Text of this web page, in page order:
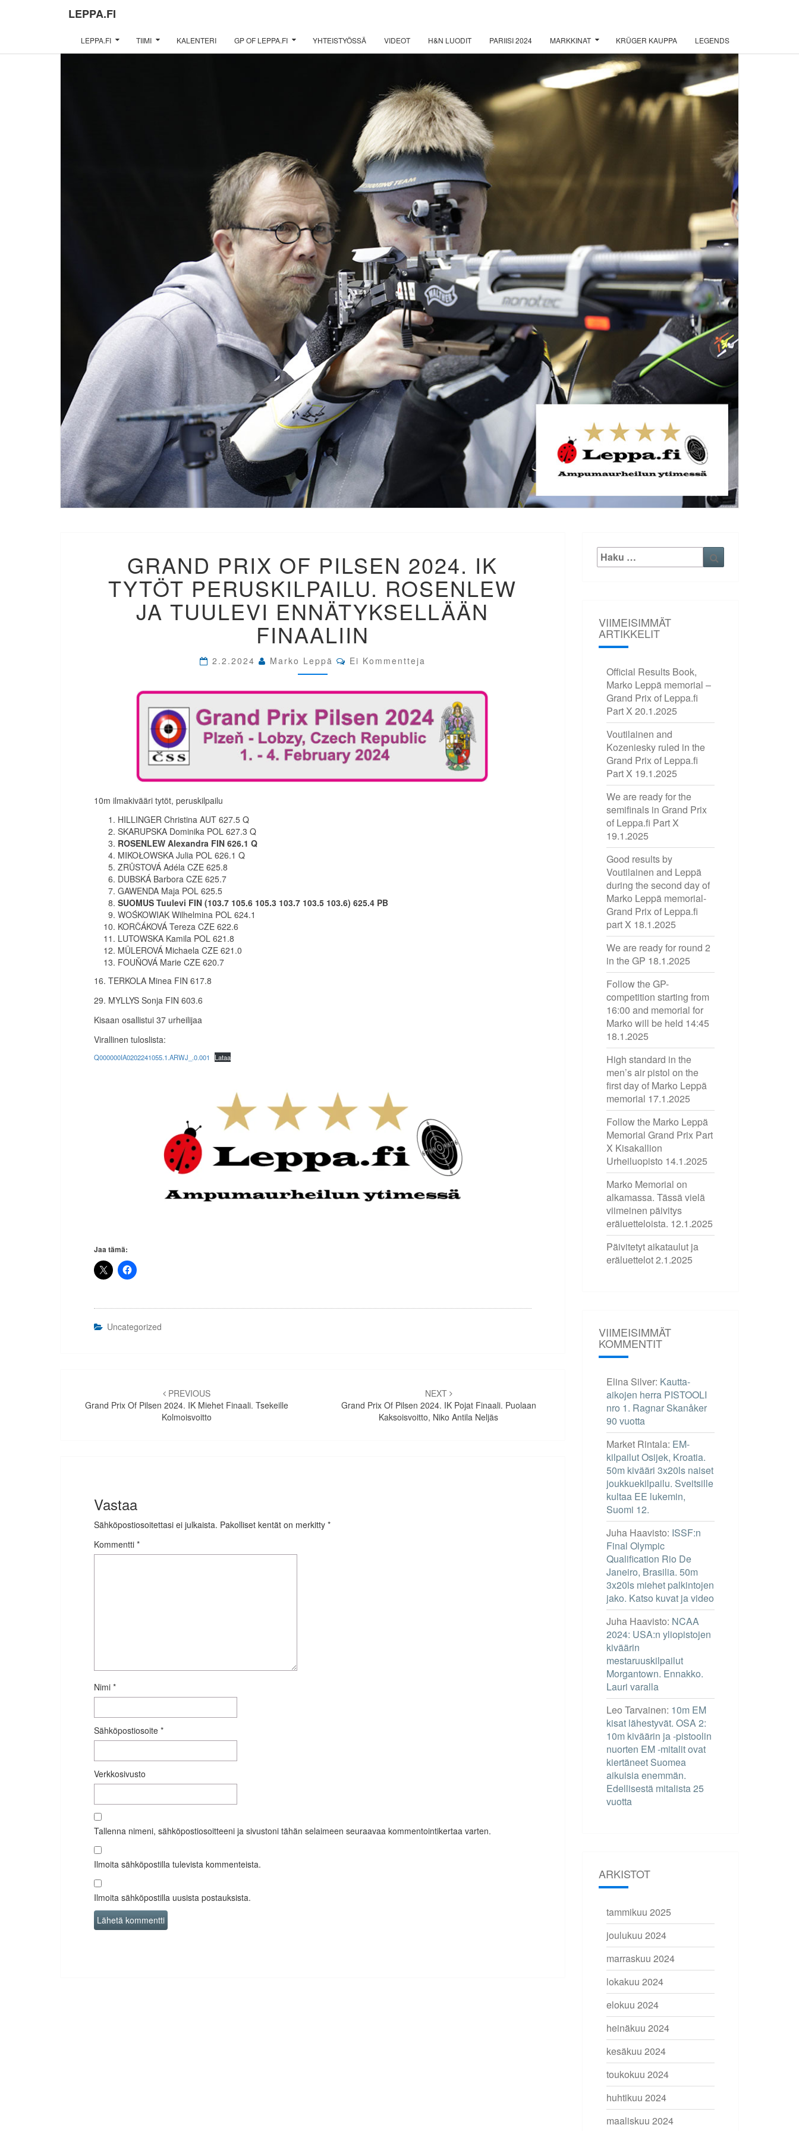
LEPPA.FI
LEPPA.FI TIIMI KALENTERI GP OF LEPPA.FI YHTEISTYÖSSÄ VIDEOT H&N LUODIT PARIISI 2024 MARKKINAT KRÜGER KAUPPA LEGENDS
PRIX
OF
PILSEN
2024.
IK
TYTÖT
PERUSKILPAILU.
ROSENLEW
TUULEVI
ENNÄTYKSELLÄÄN
FINAALIIN
GRAND PRIX OF PILSEN 2024. IK
TYTÖT PERUSKILPAILU. ROSENLEW
JA TUULEVI ENNÄTYKSELLÄÄN
FINAALIIN
2.2.2024 Marko Leppä Comments
Ei Kommentteja
10m ilmakivääri tytöt, peruskilpailu
HILLINGER Christina AUT 627.5 Q
SKARUPSKA Dominika POL 627.3 Q
ROSENLEW Alexandra FIN 626.1 Q
MIKOŁOWSKA Julia POL 626.1 Q
ZRŮSTOVÁ Adéla CZE 625.8
DUBSKÁ Barbora CZE 625.7
GAWENDA Maja POL 625.5
SUOMUS Tuulevi FIN (103.7 105.6 105.3 103.7 103.5 103.6) 625.4 PB
WOŚKOWIAK Wilhelmina POL 624.1
KORČÁKOVÁ Tereza CZE 622.6
LUTOWSKA Kamila POL 621.8
MÜLEROVÁ Michaela CZE 621.0
FOUŇOVÁ Marie CZE 620.7
16. TERKOLA Minea FIN 617.8
29. MYLLYS Sonja FIN 603.6
Kisaan osallistui 37 urheilijaa
Virallinen tuloslista:
Q000000IA0202241055.1.ARWJ_.0.001 Lataa
Jaa tämä:
Uncategorized
selaus
PREVIOUS
Grand Prix Of Pilsen 2024. IK Miehet Finaali. Tsekeille
Kolmoisvoitto
NEXT
Grand Prix Of Pilsen 2024. IK Pojat Finaali. Puolaan
Kaksoisvoitto, Niko Antila Neljäs
Vastaa
Sähköpostiosoitettasi ei julkaista. Pakolliset kentät on merkitty *
Kommentti *
Nimi *
Sähköpostiosoite *
Verkkosivusto
Tallenna nimeni, sähköpostiosoitteeni ja sivustoni tähän selaimeen seuraavaa kommentointikertaa varten.
Ilmoita sähköpostilla tulevista kommenteista.
Ilmoita sähköpostilla uusista postauksista.
Etsi:
VIIMEISIMMÄT
ARTIKKELIT
Official Results Book,
Marko Leppä memorial –
Grand Prix of Leppa.fi
Part X 20.1.2025
Voutilainen and
Kozeniesky ruled in the
Grand Prix of Leppa.fi
Part X 19.1.2025
We are ready for the
semifinals in Grand Prix
of Leppa.fi Part X
19.1.2025
Good results by
Voutilainen and Leppä
during the second day of
Marko Leppä memorial-
Grand Prix of Leppa.fi
part X 18.1.2025
We are ready for round 2
in the GP 18.1.2025
Follow the GP-
competition starting from
16:00 and memorial for
Marko will be held 14:45
18.1.2025
High standard in the
men’s air pistol on the
first day of Marko Leppä
memorial 17.1.2025
Follow the Marko Leppä
Memorial Grand Prix Part
X Kisakallion
Urheiluopisto 14.1.2025
Marko Memorial on
alkamassa. Tässä vielä
viimeinen päivitys
eräluetteloista. 12.1.2025
Päivitetyt aikataulut ja
eräluettelot2.1.2025
VIIMEISIMMÄT
KOMMENTIT
Elina Silver: Kautta-
aikojen herra PISTOOLI
nro 1. Ragnar Skanåker
90 vuotta
Market Rintala: EM-
kilpailut Osijek, Kroatia.
50m kivääri 3x20ls naiset
joukkuekilpailu. Sveitsille
kultaa EE lukemin,
Suomi 12.
Juha Haavisto: ISSF:n
Final Olympic
Qualification Rio De
Janeiro, Brasilia. 50m
3x20ls miehet palkintojen
jako. Katso kuvat ja video
Juha Haavisto: NCAA
2024: USA:n yliopistojen
kiväärin
mestaruuskilpailut
Morgantown. Ennakko.
Lauri varalla
Leo Tarvainen: 10m EM
kisat lähestyvät. OSA 2:
10m kiväärin ja -pistoolin
nuorten EM -mitalit ovat
kiertäneet Suomea
aikuisia enemmän.
Edellisestä mitalista 25
vuotta
ARKISTOT
tammikuu 2025
joulukuu 2024
marraskuu 2024
lokakuu 2024
elokuu 2024
heinäkuu 2024
kesäkuu 2024
toukokuu 2024
huhtikuu 2024
maaliskuu 2024